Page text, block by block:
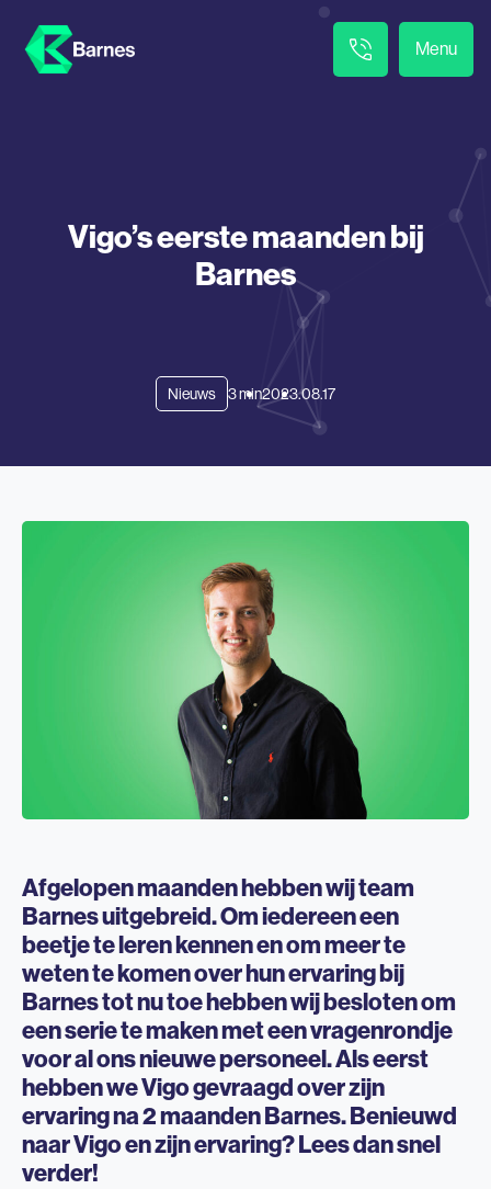
Menu
Vigo’s eerste maanden bij
Barnes
Nieuws 3 min2023.08.17
Afgelopen maanden hebben wij team
Barnes uitgebreid. Om iedereen een
beetje te leren kennen en om meer te
weten te komen over hun ervaring bij
Barnes tot nu toe hebben wij besloten om
een serie te maken met een vragenrondje
voor al ons nieuwe personeel. Als eerst
hebben we Vigo gevraagd over zijn
ervaring na 2 maanden Barnes. Benieuwd
naar Vigo en zijn ervaring? Lees dan snel
verder!